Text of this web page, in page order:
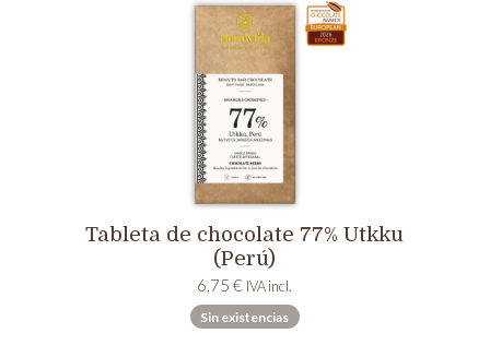
Tableta de chocolate 77% Utkku
(Perú)
6,75€ IVA incl.
Sin existencias